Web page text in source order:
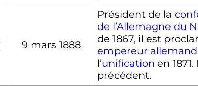
9 mars 1888
Président de la
de l’Allemagne du
de 1867, il est
empereur allemand
l’unification en
précédent.